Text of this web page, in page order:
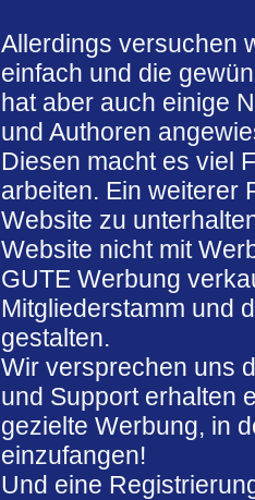
Allerdings versuchen
einfach und die
hat aber auch einige
und Authoren
Diesen macht es viel
arbeiten. Ein weiterer
Website zu
Website nicht mit
GUTE Werbung
Mitgliederstamm und
gestalten.
Wir versprechen uns
und Support erhalten
gezielte Werbung, in
einzufangen!
Und eine